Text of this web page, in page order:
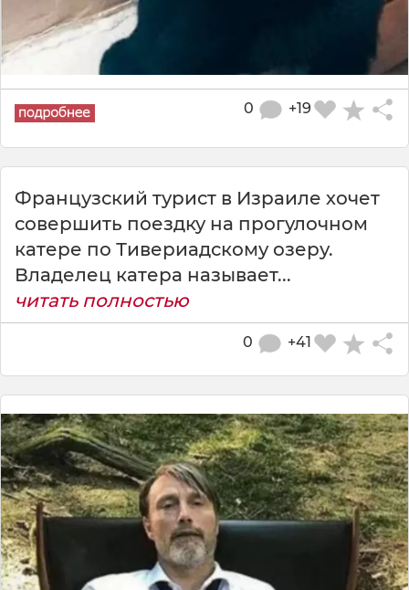
+19
0
Французский турист в Израиле хочет
совершить поездку на прогулочном
катере по Тивериадскому озеру.
Владелец катера называет...
читать полностью
+41
0